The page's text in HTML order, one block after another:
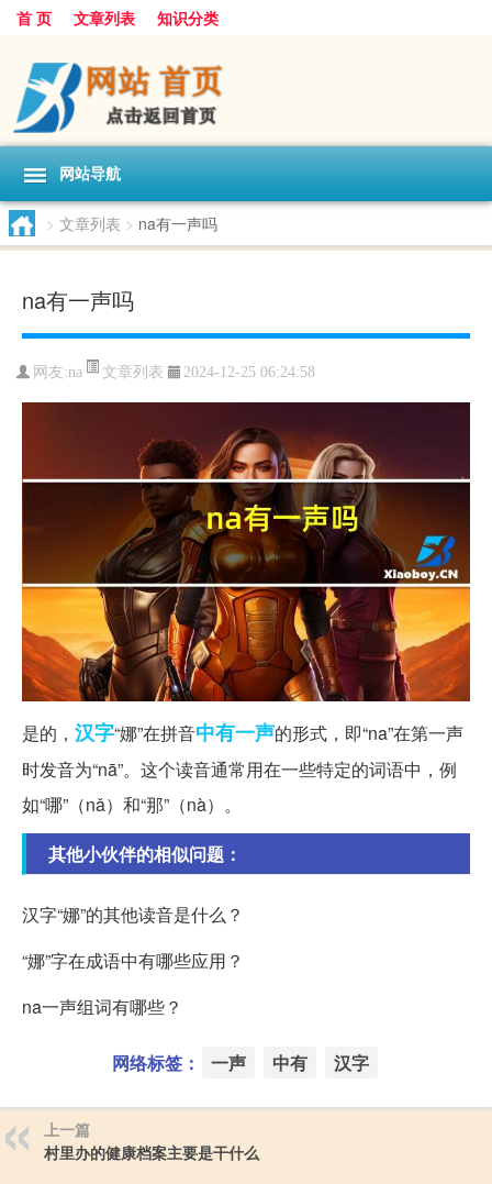
首 页 文章列表 知识分类
网站导航
> 文章列表 > na有一声吗
na有一声吗
网友:na 文章列表 2024-12-25 06:24:58
是的， 汉字“娜”在拼音中有一声的形式，即“na”在第一声
时发音为“nā”。这个读音通常用在一些特定的词语中，例
如“哪”（nǎ）和“那”（nà）。
其他小伙伴的相似问题：
汉字“娜”的其他读音是什么？
“娜”字在成语中有哪些应用？
na一声组词有哪些？
网络标签： 一声 中有 汉字
上一篇
村里办的健康档案主要是干什么